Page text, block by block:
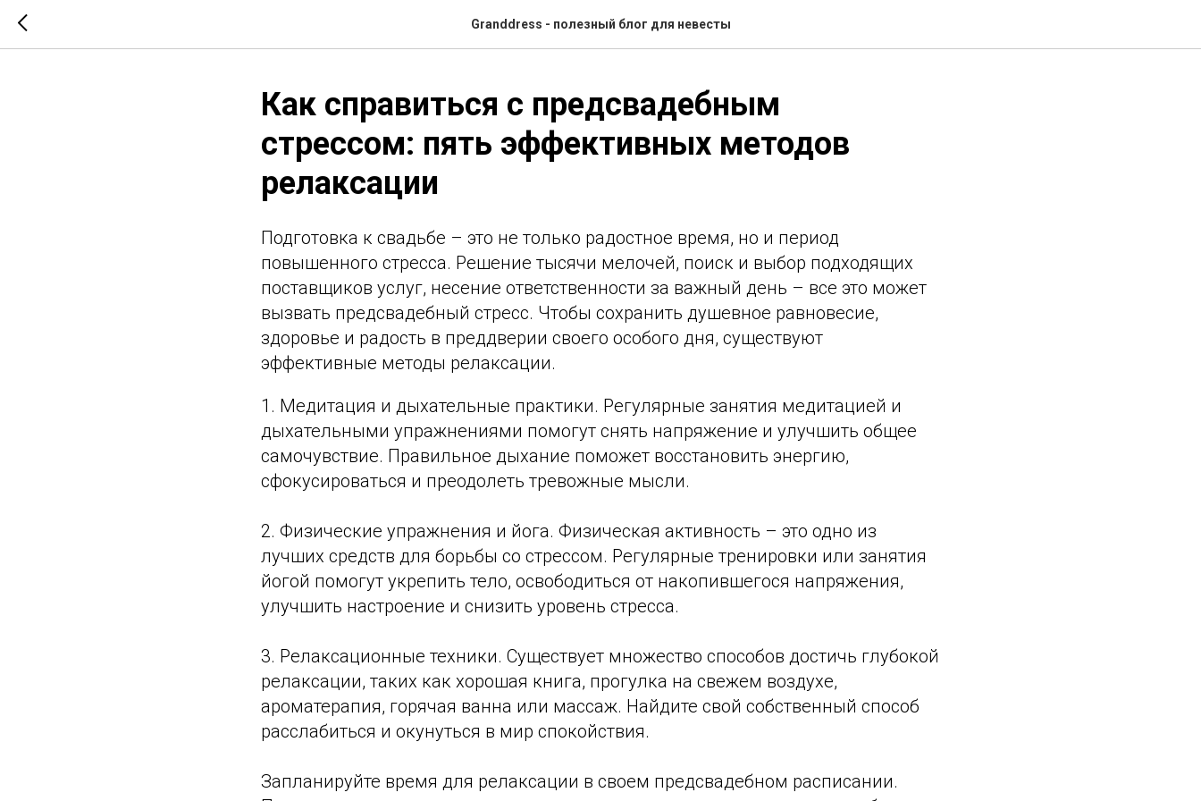
Granddress - полезный блог для невесты
Как справиться с предсвадебным
стрессом: пять эффективных методов
релаксации
Подготовка к свадьбе – это не только радостное время, но и период
повышенного стресса. Решение тысячи мелочей, поиск и выбор подходящих
поставщиков услуг, несение ответственности за важный день – все это может
вызвать предсвадебный стресс. Чтобы сохранить душевное равновесие,
здоровье и радость в преддверии своего особого дня, существуют
эффективные методы релаксации.
1. Медитация и дыхательные практики. Регулярные занятия медитацией и
дыхательными упражнениями помогут снять напряжение и улучшить общее
самочувствие. Правильное дыхание поможет восстановить энергию,
сфокусироваться и преодолеть тревожные мысли.
2. Физические упражнения и йога. Физическая активность – это одно из
лучших средств для борьбы со стрессом. Регулярные тренировки или занятия
йогой помогут укрепить тело, освободиться от накопившегося напряжения,
улучшить настроение и снизить уровень стресса.
3. Релаксационные техники. Существует множество способов достичь глубокой
релаксации, таких как хорошая книга, прогулка на свежем воздухе,
ароматерапия, горячая ванна или массаж. Найдите свой собственный способ
расслабиться и окунуться в мир спокойствия.
Запланируйте время для релаксации в своем предсвадебном расписании.